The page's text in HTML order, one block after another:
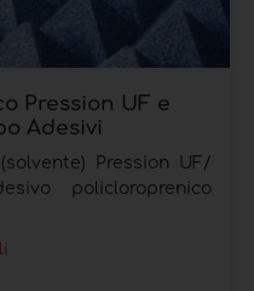
Pression UF e
Adesivi
Pression UF/
policloroprenico